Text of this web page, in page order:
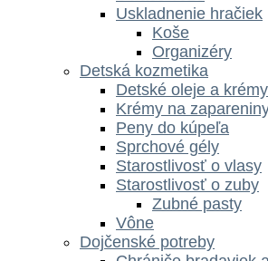
Uskladnenie hračiek
Koše
Organizéry
Detská kozmetika
Detské oleje a krémy
Krémy na
Peny do kúpeľa
Sprchové gély
Starostlivosť o vlasy
Starostlivosť o zuby
Zubné pasty
Vône
Dojčenské potreby